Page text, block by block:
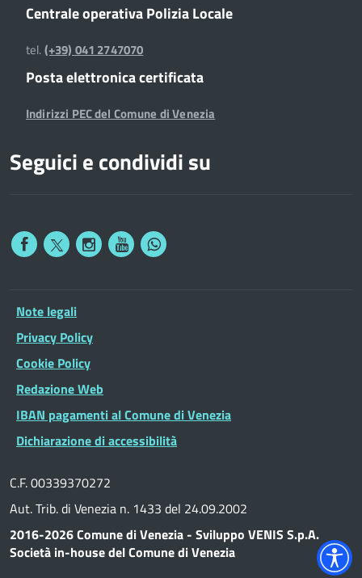
Centrale operativa Polizia Locale
tel.(+39) 041 2747070
Posta elettronica certificata
Indirizzi PEC del Comune di Venezia
Seguici e condividi su
Note legali
Privacy Policy
Cookie Policy
Redazione Web
IBAN pagamenti al Comune di Venezia
Dichiarazione di accessibilità
C.F. 00339370272
Aut. Trib. di Venezia n. 1433 del 24.09.2002
2016-2026 Comune di Venezia - Sviluppo VENIS S.p.A.
Società in-house del Comune di Venezia